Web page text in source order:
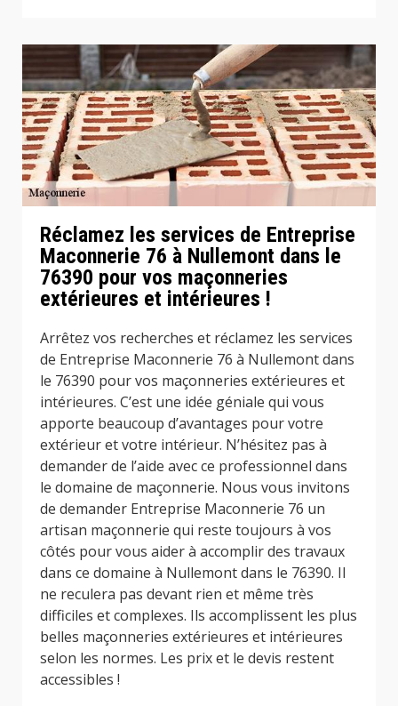
Réclamez les services de Entreprise
Maconnerie 76 à Nullemont dans le
76390 pour vos maçonneries
extérieures et intérieures !
Arrêtez vos recherches et réclamez les services
de Entreprise Maconnerie 76 à Nullemont dans
le 76390 pour vos maçonneries extérieures et
intérieures. C’est une idée géniale qui vous
apporte beaucoup d’avantages pour votre
extérieur et votre intérieur. N’hésitez pas à
demander de l’aide avec ce professionnel dans
le domaine de maçonnerie. Nous vous invitons
de demander Entreprise Maconnerie 76 un
artisan maçonnerie qui reste toujours à vos
côtés pour vous aider à accomplir des travaux
dans ce domaine à Nullemont dans le 76390. Il
ne reculera pas devant rien et même très
difficiles et complexes. Ils accomplissent les plus
belles maçonneries extérieures et intérieures
selon les normes. Les prix et le devis restent
accessibles !